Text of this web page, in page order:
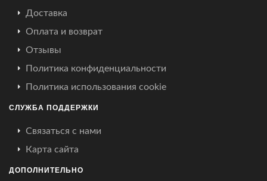
Доставка
Оплата и возврат
Отзывы
Политика конфиденциальности
Политика использования cookie
СЛУЖБА ПОДДЕРЖКИ
Связаться с нами
Карта сайта
ДОПОЛНИТЕЛЬНО